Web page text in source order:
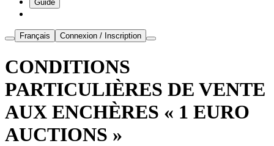
Guide
Français Connexion / Inscription
CONDITIONS
PARTICULIÈRES DE VENTE
AUX ENCHÈRES « 1 EURO
AUCTIONS »